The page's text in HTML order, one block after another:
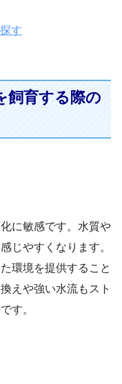
す
飼育する際の
に敏感です。水質や
じやすくなります。
環境を提供すること
えや強い水流もスト
す。